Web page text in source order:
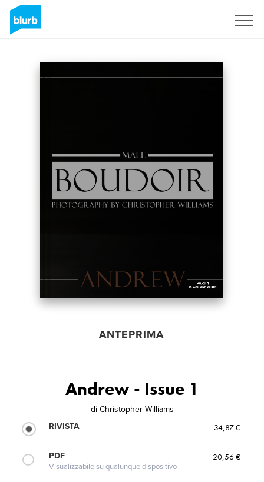
ANTEPRIMA
Andrew - Issue 1
di Christopher Williams
RIVISTA
34,87 €
PDF
Visualizzabile su qualunque dispositivo
20,56 €